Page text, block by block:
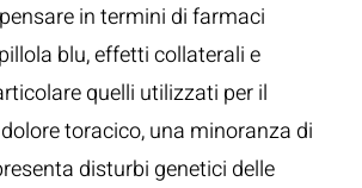
in termini di farmaci
blu, effetti collaterali e
quelli utilizzati per il
toracico, una minoranza di
disturbi genetici delle